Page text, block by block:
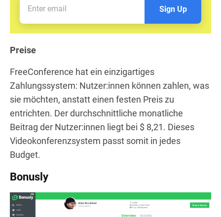
Sign Up
Preise
FreeConference hat ein einzigartiges
Zahlungssystem: Nutzer:innen können zahlen, was
sie möchten, anstatt einen festen Preis zu
entrichten. Der durchschnittliche monatliche
Beitrag der Nutzer:innen liegt bei $ 8,21. Dieses
Videokonferenzsystem passt somit in jedes
Budget.
Bonusly